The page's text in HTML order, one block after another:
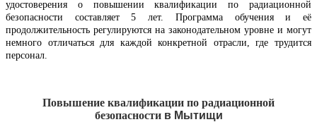
удостоверения о повышении квалификации по радиационной
безопасности составляет 5 лет. Программа обучения и её
продолжительность регулируются на законодательном уровне и могут
немного отличаться для каждой конкретной отрасли, где трудится
персонал.
Повышение квалификации по радиационной
безопасности в Мытищи